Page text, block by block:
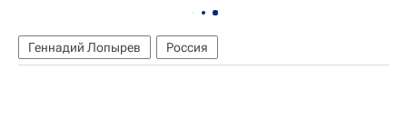
Геннадий Лопырев Россия